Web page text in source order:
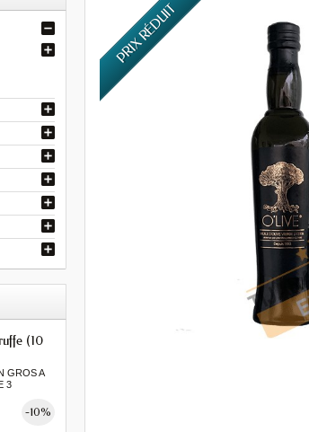
(10
GROS A
3
-10%
PRIX RÉDUIT